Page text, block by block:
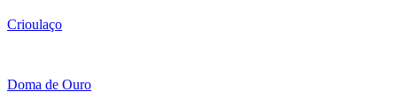
Crioulaço
Doma de Ouro